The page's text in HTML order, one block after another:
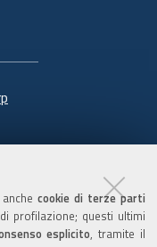
anchecookie di terze parti
profilazione; questi ultimi
esplicito, tramite il